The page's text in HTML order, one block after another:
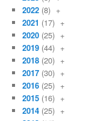
2022 (8) +
2021 (17) +
2020 (25) +
2019 (44) +
2018 (20) +
2017 (30) +
2016 (25) +
2015 (16) +
2014 (25) +